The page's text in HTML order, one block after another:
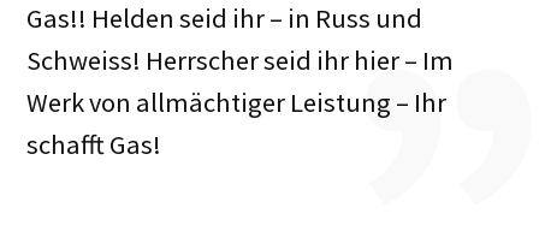
Gas!! Helden seid ihr – in Russ und
Schweiss! Herrscher seid ihr hier – Im
Werk von allmächtiger Leistung – Ihr
schafft Gas!